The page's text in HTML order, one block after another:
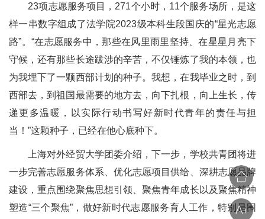
23项志愿服务项目，271个小时，11个服务场所，是这
样一串数字组成了法学院2023级本科生段国庆的“星光志愿
路”。“在志愿服务中，那些在风里雨里坚持、在星星月亮下
守候，还有那些长途跋涉的辛苦，不仅锤炼了我的本领，也
为我埋下了一颗西部计划的种子。我想，在我毕业之时，到
西部去，到祖国最需要的地方去，向下扎根，向上生长，传
递更多温暖，以实际行动书写好新时代青年的责任与担
当！”这颗种子，已经在他心底种下。
上海对外经贸大学团委介绍，下一步，学校共青团将进
一步完善志愿服务体系、优化志愿项目供给、深耕志愿品牌
建设，重点围绕聚焦思想引领、聚焦青年成长以及聚焦精神
塑造“三个聚焦”，做好新时代志愿服务育人工作，特别是围